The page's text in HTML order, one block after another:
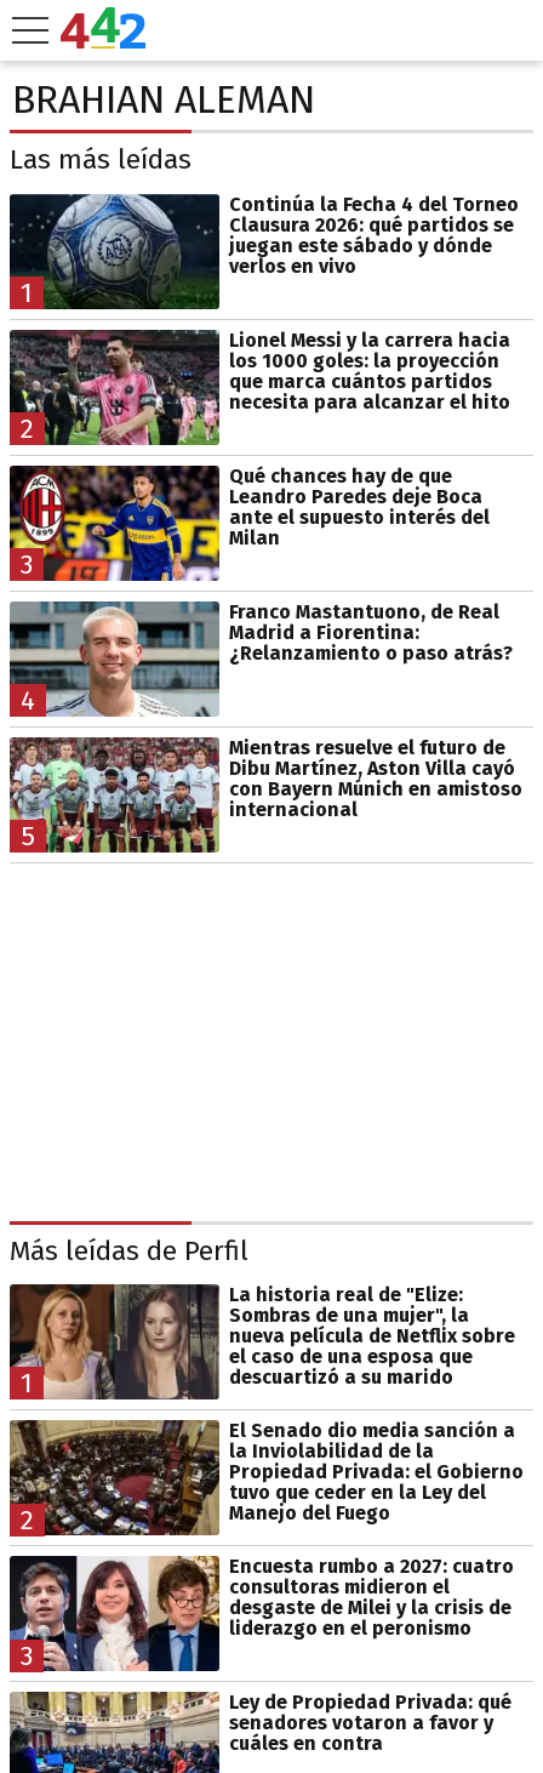
BRAHIAN ALEMAN
Las más leídas
1
Continúa la Fecha 4 del Torneo
Clausura 2026: qué partidos se
juegan este sábado y dónde
verlos en vivo
2
Lionel Messi y la carrera hacia
los 1000 goles: la proyección
que marca cuántos partidos
necesita para alcanzar el hito
3
Qué chances hay de que
Leandro Paredes deje Boca
ante el supuesto interés del
Milan
4
Franco Mastantuono, de Real
Madrid a Fiorentina:
¿Relanzamiento o paso atrás?
5
Mientras resuelve el futuro de
Dibu Martínez, Aston Villa cayó
con Bayern Múnich en amistoso
internacional
Más leídas de Perfil
1
La historia real de "Elize:
Sombras de una mujer", la
nueva película de Netflix sobre
el caso de una esposa que
descuartizó a su marido
2
El Senado dio media sanción a
la Inviolabilidad de la
Propiedad Privada: el Gobierno
tuvo que ceder en la Ley del
Manejo del Fuego
3
Encuesta rumbo a 2027: cuatro
consultoras midieron el
desgaste de Milei y la crisis de
liderazgo en el peronismo
Ley de Propiedad Privada: qué
senadores votaron a favor y
cuáles en contra